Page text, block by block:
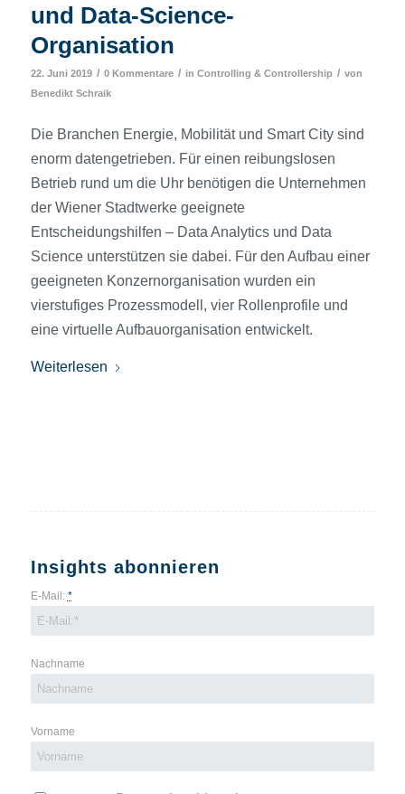
und Data-Science-
Organisation
22. Juni 2019 / 0 Kommentare / in Controlling & Controllership / von
Benedikt Schraik
Die Branchen Energie, Mobilität und Smart City sind
enorm datengetrieben. Für einen reibungslosen
Betrieb rund um die Uhr benötigen die Unternehmen
der Wiener Stadtwerke geeignete
Entscheidungshilfen – Data Analytics und Data
Science unterstützen sie dabei. Für den Aufbau einer
geeigneten Konzern­organisation wurden ein
vierstufiges Prozessmodell, vier Rollenprofile und
eine virtuelle Aufbau­organisation entwickelt.
Weiterlesen
Insights abonnieren
E-Mail: *
Nachname
Vorname